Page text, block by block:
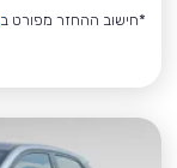
*חישוב ההחזר מפורט ב